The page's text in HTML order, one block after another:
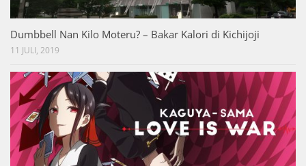
Dumbbell Nan Kilo Moteru? – Bakar Kalori di Kichijoji
11 JULI, 2019